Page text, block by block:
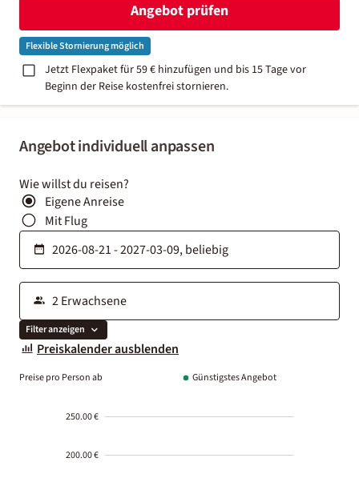
Angebot individuell anpassen
Wie willst du reisen?
Eigene Anreise
Mit Flug
Filter anzeigen
Preiskalender ausblenden
Preise pro Person ab Günstigstes Angebot
250.00 €
200.00 €
Angebot prüfen
Flexible Stornierung möglich
Jetzt Flexpaket für 59 € hinzufügen und bis 15 Tage vor
Beginn der Reise kostenfrei stornieren.